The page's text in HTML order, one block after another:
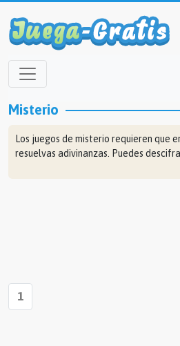
Misterio
Los juegos de misterio requieren que
resuelvas adivinanzas. Puedes
1